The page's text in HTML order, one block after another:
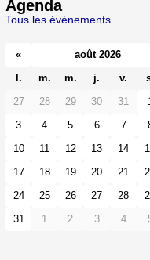
Agenda
Tous les événements
« août 2026
l.
m. m. j. v.
27
28 29 30 31
3
4 5 6 7
10
11 12 13 14
17
18 19 20 21
24
25 26 27 28
31
1 2 3 4